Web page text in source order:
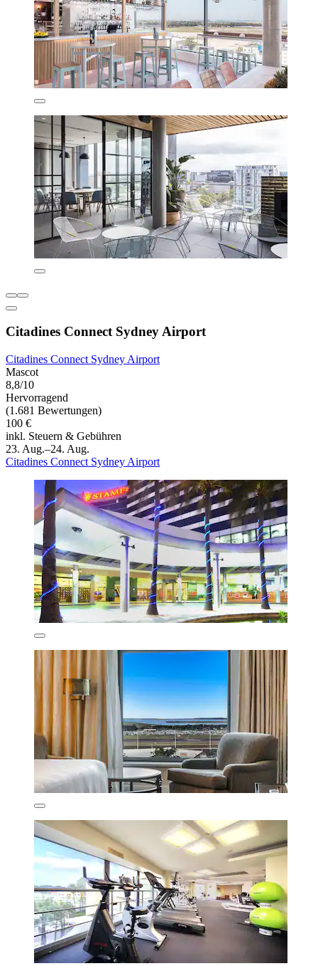
Citadines Connect Sydney Airport
Citadines Connect Sydney Airport
Mascot
8,8/10
Hervorragend
(1.681 Bewertungen)
100 €
inkl. Steuern & Gebühren
23. Aug.–24. Aug.
Citadines Connect Sydney Airport